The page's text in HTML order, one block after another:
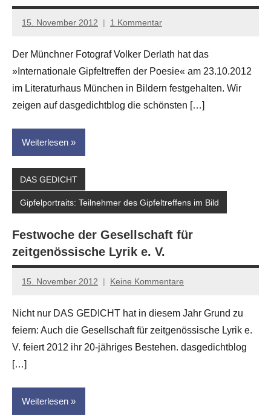
15. November 2012
Anton
Leitner
1 Kommentar
Der Münchner Fotograf Volker Derlath hat das
»Internationale Gipfeltreffen der Poesie« am 23.10.2012
im Literaturhaus München in Bildern festgehalten. Wir
zeigen auf dasgedichtblog die schönsten […]
Weiterlesen
DAS GEDICHT
Gipfelportraits: Teilnehmer des Gipfeltreffens im Bild
Festwoche der Gesellschaft für
zeitgenössische Lyrik e. V.
15. November 2012
Anton
Leitner
Keine Kommentare
Nicht nur DAS GEDICHT hat in diesem Jahr Grund zu
feiern: Auch die Gesellschaft für zeitgenössische Lyrik e.
V. feiert 2012 ihr 20-jähriges Bestehen. dasgedichtblog
[…]
Weiterlesen